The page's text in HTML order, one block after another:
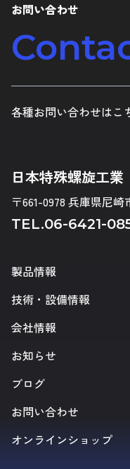
お問い合わせ
各種お問い合わせはこ
日本特殊螺旋工業
〒661-0978 兵庫県尼
TEL.06-6421-
製品情報
技術・設備情報
会社情報
お知らせ
ブログ
お問い合わせ
オンラインショップ